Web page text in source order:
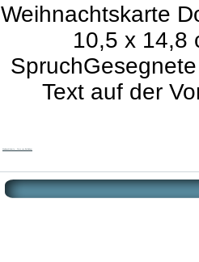
Weihnachtskarte
10,5 x 14,8
Text auf der
Weihnachtskarte - Stern von Bethlehem